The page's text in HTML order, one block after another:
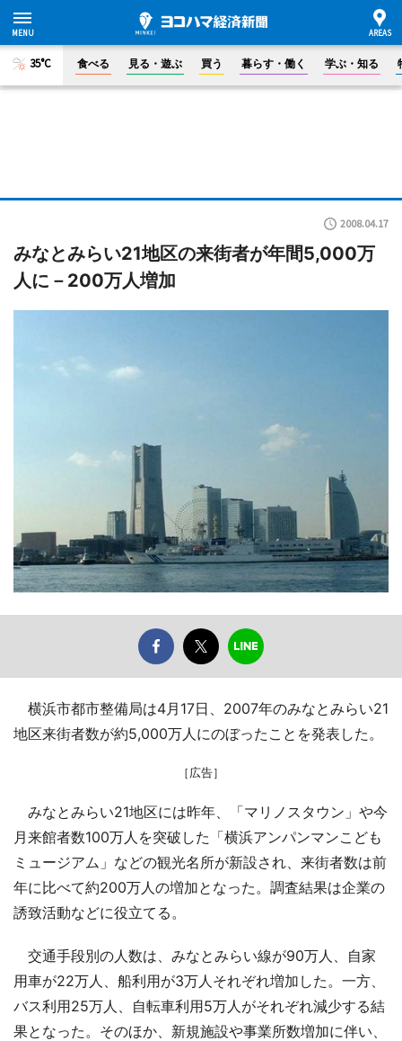
35°C 食べる 見る・遊ぶ 買う 暮らす・働く 学ぶ・知る
2008.04.17
みなとみらい21地区の来街者が年間5,000万
人に－200万人増加
横浜市都市整備局は4月17日、2007年のみなとみらい21
地区来街者数が約5,000万人にのぼったことを発表した。
［広告］
みなとみらい21地区には昨年、「マリノスタウン」や今
月来館者数100万人を突破した「横浜アンパンマンこども
ミュージアム」などの観光名所が新設され、来街者数は前
年に比べて約200万人の増加となった。調査結果は企業の
誘致活動などに役立てる。
交通手段別の人数は、みなとみらい線が90万人、自家
用車が22万人、船利用が3万人それぞれ増加した。一方、
バス利用25万人、自転車利用5万人がそれぞれ減少する結
果となった。そのほか、新規施設や事業所数増加に伴い、